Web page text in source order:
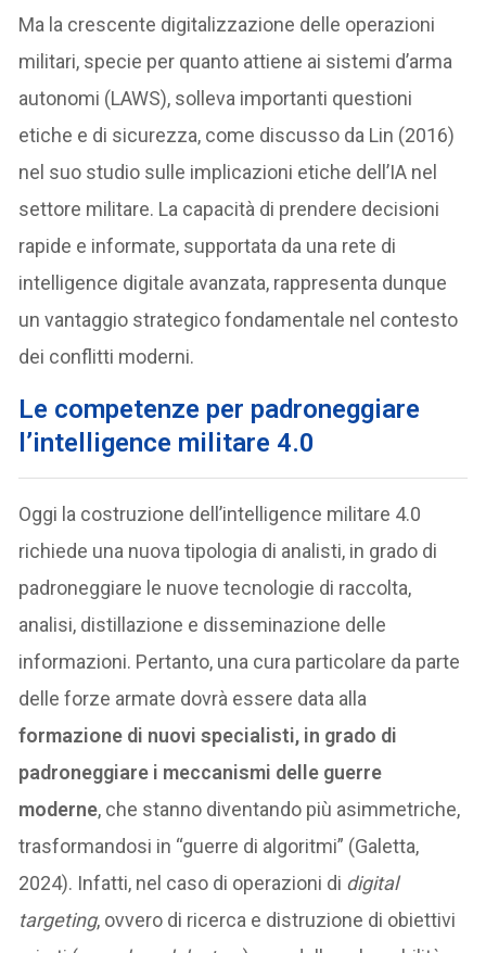
Ma la crescente digitalizzazione delle operazioni
militari, specie per quanto attiene ai sistemi d’arma
autonomi (LAWS), solleva importanti questioni
etiche e di sicurezza, come discusso da Lin (2016)
nel suo studio sulle implicazioni etiche dell’IA nel
settore militare. La capacità di prendere decisioni
rapide e informate, supportata da una rete di
intelligence digitale avanzata, rappresenta dunque
un vantaggio strategico fondamentale nel contesto
dei conflitti moderni.
Le competenze per padroneggiare
l’intelligence militare 4.0
Oggi la costruzione dell’intelligence militare 4.0
richiede una nuova tipologia di analisti, in grado di
padroneggiare le nuove tecnologie di raccolta,
analisi, distillazione e disseminazione delle
informazioni. Pertanto, una cura particolare da parte
delle forze armate dovrà essere data alla
formazione di nuovi specialisti, in grado di
padroneggiare i meccanismi delle guerre
moderne, che stanno diventando più asimmetriche,
trasformandosi in “guerre di algoritmi” (Galetta,
2024). Infatti, nel caso di operazioni di digital
targeting, ovvero di ricerca e distruzione di obiettivi